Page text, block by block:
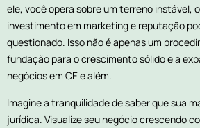
ele, você opera sobre um terreno instável,
investimento em marketing e reputação
questionado. Isso não é apenas um
fundação para o crescimento sólido e a
negócios em CE e além.
Imagine a tranquilidade de saber que sua
jurídica. Visualize seu negócio crescendo